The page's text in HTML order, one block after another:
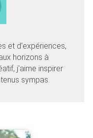
et d'expériences,
horizons à
j'aime inspirer
sympas.